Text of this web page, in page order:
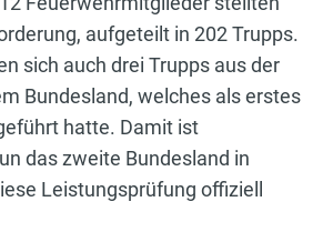
aufgeteilt in 202 Trupps.
sich auch drei Trupps aus der
Bundesland, welches als erstes
hatte. Damit ist
das zweite Bundesland in
Leistungsprüfung offiziell